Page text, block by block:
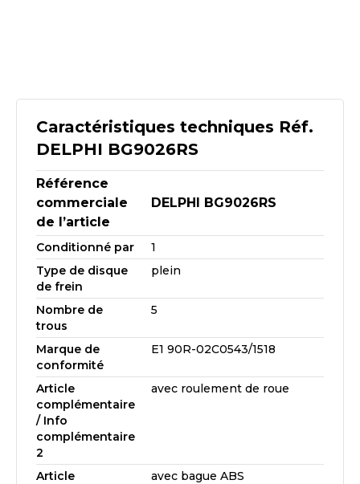
Caractéristiques techniques Réf.
DELPHI BG9026RS
Référence
commerciale
de l’article
DELPHI BG9026RS
Conditionné par
1
Type de disque
de frein
plein
Nombre de
trous
5
Marque de
conformité
E1 90R-02C0543/1518
Article
complémentaire
/ Info
complémentaire
2
avec roulement de roue
Article
avec bague ABS